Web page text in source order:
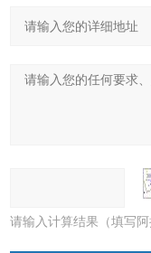
请输入计算结果（填写